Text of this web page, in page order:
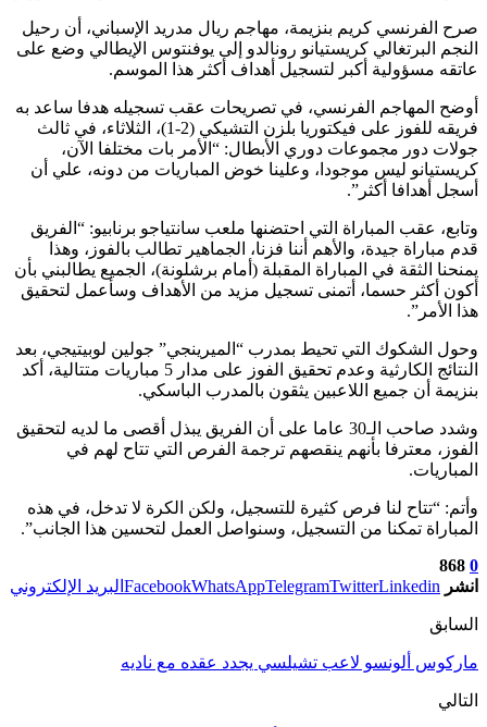
صرح الفرنسي كريم بنزيمة، مهاجم ريال مدريد الإسباني، أن رحيل
النجم البرتغالي كريستيانو رونالدو إلى يوفنتوس الإيطالي وضع على
عاتقه مسؤولية أكبر لتسجيل أهداف أكثر هذا الموسم.
أوضح المهاجم الفرنسي، في تصريحات عقب تسجيله هدفا ساعد به
فريقه للفوز على فيكتوريا بلزن التشيكي (2-1)، الثلاثاء، في ثالث
جولات دور مجموعات دوري الأبطال: “الأمر بات مختلفا الآن،
كريستيانو ليس موجودا، وعلينا خوض المباريات من دونه، علي أن
أسجل أهدافا أكثر”.
وتابع، عقب المباراة التي احتضنها ملعب سانتياجو برنابيو: “الفريق
قدم مباراة جيدة، والأهم أننا فزنا، الجماهير تطالب بالفوز، وهذا
يمنحنا الثقة في المباراة المقبلة (أمام برشلونة)، الجميع يطالبني بأن
أكون أكثر حسما، أتمنى تسجيل مزيد من الأهداف وسأعمل لتحقيق
هذا الأمر”.
وحول الشكوك التي تحيط بمدرب “الميرينجي” جولين لوبيتيجي، بعد
النتائج الكارثية وعدم تحقيق الفوز على مدار 5 مباريات متتالية، أكد
بنزيمة أن جميع اللاعبين يثقون بالمدرب الباسكي.
وشدد صاحب الـ30 عاما على أن الفريق يبذل أقصى ما لديه لتحقيق
الفوز، معترفا بأنهم ينقصهم ترجمة الفرص التي تتاح لهم في
المباريات.
وأتم: “تتاح لنا فرص كثيرة للتسجيل، ولكن الكرة لا تدخل، في هذه
المباراة تمكنا من التسجيل، وسنواصل العمل لتحسين هذا الجانب”.
0
868
انشر
FacebookWhatsAppTelegramTwitterLinkedin البريد الإلكتروني
السابق
ماركوس ألونسو لاعب تشيلسي يجدد عقده مع ناديه
التالي